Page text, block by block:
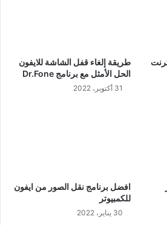
طريقة إلغاء قفل الشاشة للايفون
الحل الأمثل مع برنامج Dr.Fone
31 أكتوبر، 2022
افضل برنامج نقل الصور من ايفون
للكمبيوتر
30 يناير، 2022